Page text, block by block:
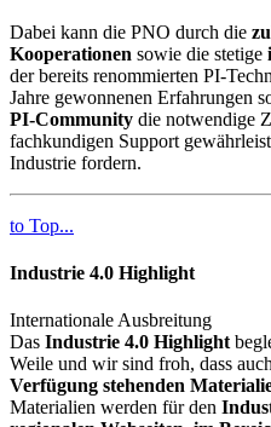
Dabei kann die PNO durch die
Kooperationen sowie die stetige
der bereits renommierten PI-
Jahre gewonnenen Erfahrungen
PI-Community die notwendige
fachkundigen Support
Industrie fordern.
to Top...
Industrie 4.0 Highlight
Internationale Ausbreitung
Das Industrie 4.0 Highlight
Weile und wir sind froh, dass
Verfügung stehenden
Materialien werden für den